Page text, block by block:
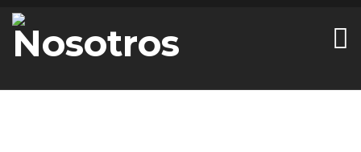
Nosotros